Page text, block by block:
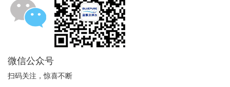
微信公众号
扫码关注，惊喜不断